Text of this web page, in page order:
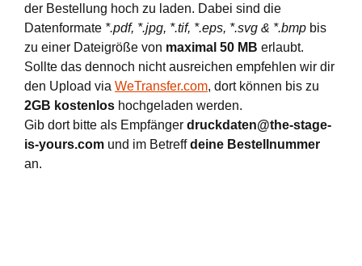
der Bestellung hoch zu laden. Dabei sind die
Datenformate *.pdf, *.jpg, *.tif, *.eps, *.svg & *.bmp bis
zu einer Dateigröße von maximal 50 MB erlaubt.
Sollte das dennoch nicht ausreichen empfehlen wir dir
den Upload via WeTransfer.com, dort können bis zu
2GB kostenlos hochgeladen werden.
Gib dort bitte als Empfänger druckdaten@the-stage-
is-yours.com und im Betreffdeine Bestellnummer
an.